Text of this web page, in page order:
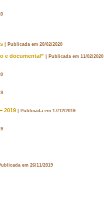
| Publicada em 20/02/2020
e documental” | Publicada em 11/02/2020
2019 | Publicada em 17/12/2019
em 26/11/2019